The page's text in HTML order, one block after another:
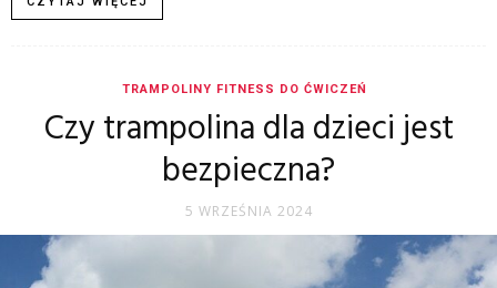
TRAMPOLINY FITNESS DO ĆWICZEŃ
Czy trampolina dla dzieci jest
bezpieczna?
5 WRZEŚNIA 2024